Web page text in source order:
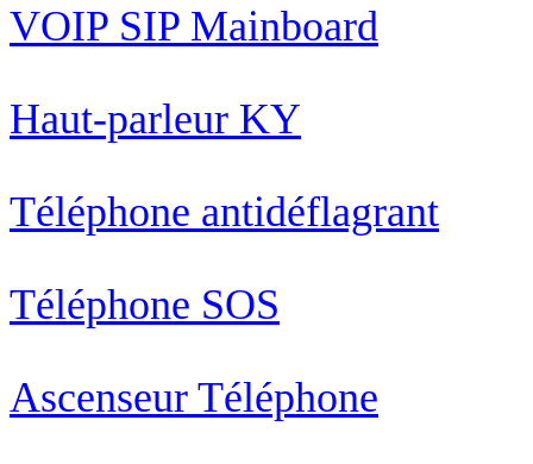
VOIP SIP Mainboard
Haut-parleur KY
Téléphone antidéflagrant
Téléphone SOS
Ascenseur Téléphone